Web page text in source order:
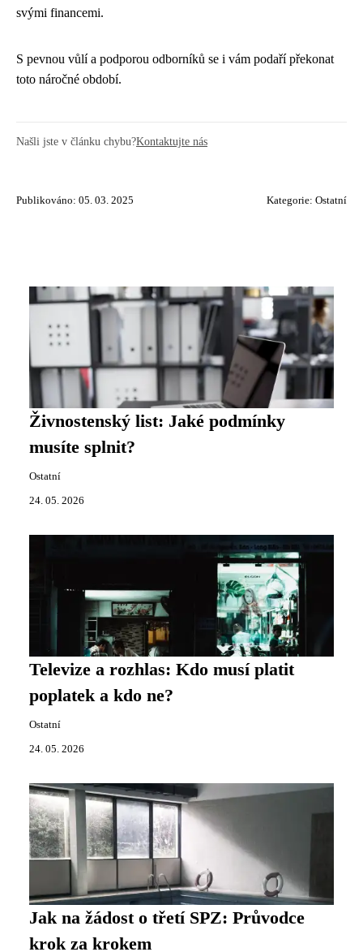
svými financemi.
S pevnou vůlí a podporou odborníků se i vám podaří překonat
toto náročné období.
Našli jste v článku chybu?Kontaktujte nás
Publikováno: 05. 03. 2025 Kategorie: Ostatní
Živnostenský list: Jaké podmínky
musíte splnit?
Ostatní
24. 05. 2026
Televize a rozhlas: Kdo musí platit
poplatek a kdo ne?
Ostatní
24. 05. 2026
Jak na žádost o třetí SPZ: Průvodce
krok za krokem